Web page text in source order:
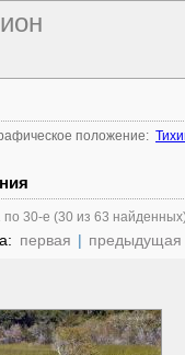
положение:
по 30-е (30 из 63
первая | предыдущая